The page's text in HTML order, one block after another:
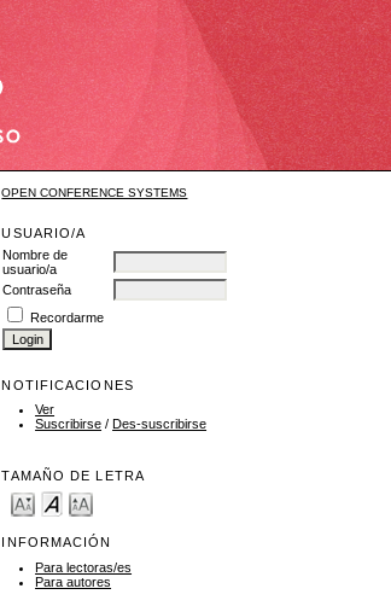
OPEN CONFERENCE SYSTEMS
USUARIO/A
Nombre de
usuario/a
Contraseña
Recordarme
NOTIFICACIONES
Ver
Suscribirse / Des-suscribirse
TAMAÑO DE LETRA
INFORMACIÓN
Para lectoras/es
Para autores